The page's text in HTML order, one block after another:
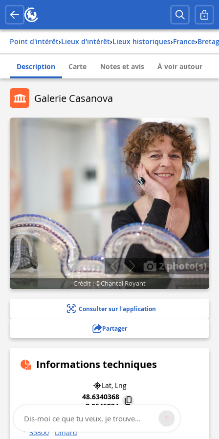
Point d'intérêt› Lieux d'intérêt› Lieux historiques› france›
Description Carte Notes et avis À voir autour
Galerie Casanova
2 photo(s)
Crédit : ©Chantal Royant
Consulter sur l'application
Partager
Informations techniques
Lat, Lng
48.6340368
-2.0545924
2 boulevard Féart
35800
Dinard
Dis-moi ce que tu veux, je trouve...